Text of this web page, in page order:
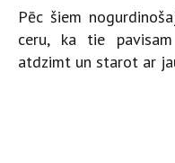
Pēc šiem
ceru, ka tie
atdzimt un starot ar